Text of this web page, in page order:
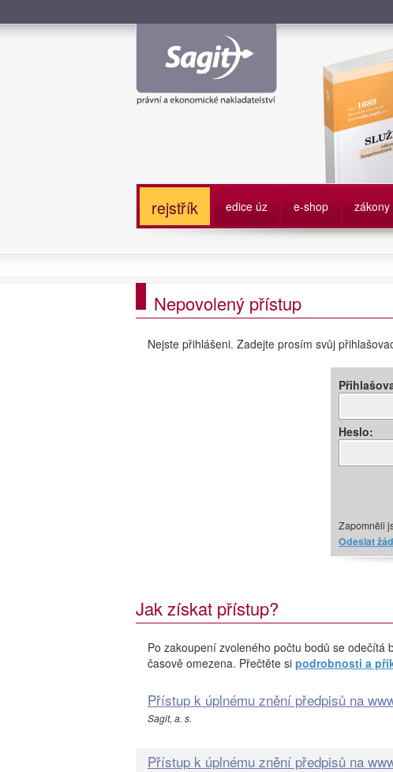
Služební
rejstřík edice úz e-shop zákony
Nepovolený přístup
Nejste přihlášeni. Zadejte prosím svůj
Heslo:
Zapomněli
Odeslat
Jak získat přístup?
Po zakoupení zvoleného počtu bodů se
časově omezena. Přečtěte si podrobnosti a
Přístup k úplnému znění předpisů na
Sagit, a. s.
Přístup k úplnému znění předpisů na